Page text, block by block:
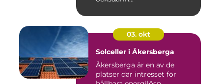
03. okt
Solceller i Åkersberga
Åkersberga är en av de
platser där intresset för